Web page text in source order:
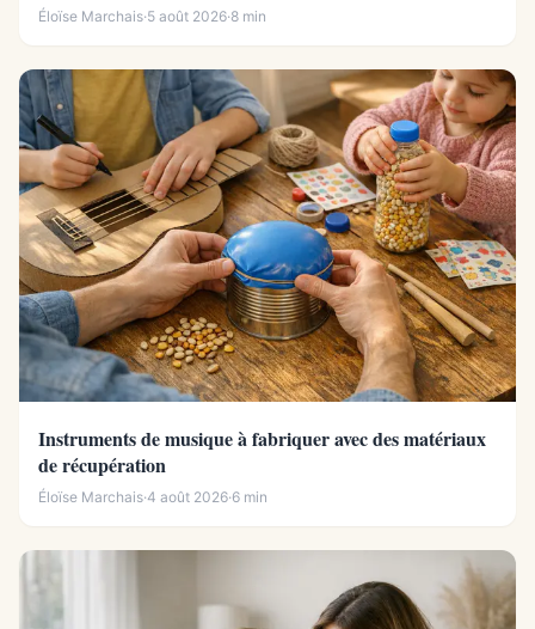
Éloïse Marchais·5 août 2026·8 min
Instruments de musique à fabriquer avec des matériaux
de récupération
Éloïse Marchais·4 août 2026·6 min